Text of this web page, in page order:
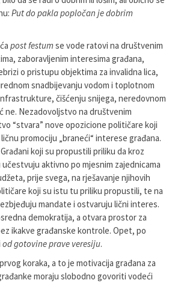
Put do pakla popločan je dobrim
post festumse vode ratovi na društvenim
zaboravljenim interesima građana,
o pristupu objektima za invalidna lica,
snadbijevanju vodom i toplotnom
čišćenju snijega, neredovnom
ne. Nezadovoljstvo na društvenim
“stvara” nove opozicione političare koji
promociju „braneći“ interese građana.
koji su propustili priliku da kroz
aktivno po mjesnim zajednicama
prije svega, na rješavanje njihovih
koji su istu tu priliku propustili, te na
mandate i ostvaruju lični interes.
demokratija, a otvara prostor za
ikakve građanske kontrole. Opet, po
od gotovine prave veresiju.
koraka, a to je motivacija građana za
moraju slobodno govoriti vodeći